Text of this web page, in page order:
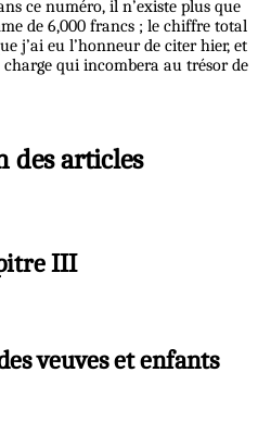
ce numéro, il n’existe plus que
de 6,000 francs ; le chiffre total
j’ai eu l’honneur de citer hier, et
qui incombera au trésor de
des articles
III
veuves et enfants